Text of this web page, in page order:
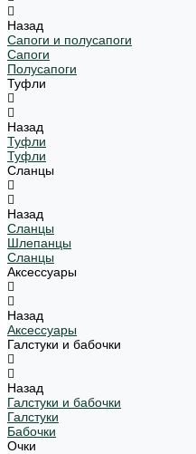
Назад
Сапоги и полусапоги
Сапоги
Полусапоги
Туфли
Назад
Туфли
Туфли
Сланцы
Назад
Сланцы
Шлепанцы
Сланцы
Аксессуары
Назад
Аксессуары
Галстуки и бабочки
Назад
Галстуки и бабочки
Галстуки
Бабочки
Очки